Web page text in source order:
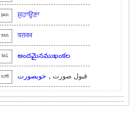
pan ਸੁਹਾਉਣਾ
san वरानन
tel అందమైనముఖంకల
urd قبول صورت , خوبصورت